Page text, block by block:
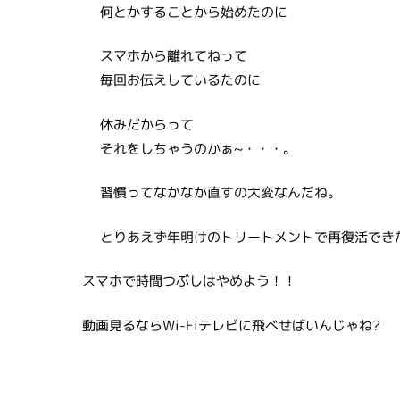
何とかすることから始めたのに
スマホから離れてねって
毎回お伝えしているたのに
休みだからって
それをしちゃうのかぁ~・・・。
習慣ってなかなか直すの大変なんだね。
とりあえず年明けのトリートメントで再復活でき
スマホで時間つぶしはやめよう！！
動画見るならWi-Fiテレビに飛べせばいんじゃね?